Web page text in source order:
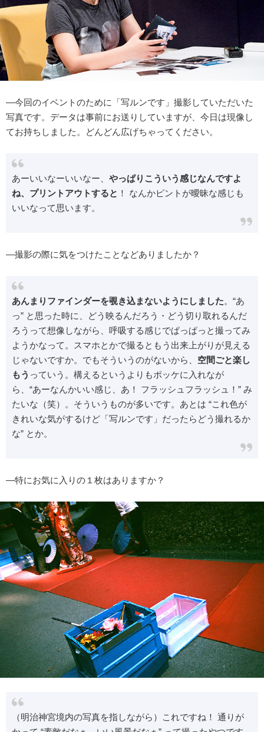
―今回のイベントのために「写ルンです」撮影していただいた
写真です。データは事前にお送りしていますが、今日は現像し
てお持ちしました。どんどん広げちゃってください。
あーいいなーいいなー、 やっぱりこういう感じなんですよ
ね、プリントアウトすると ！ なんかピントが曖昧な感じも
いいなって思います。
―撮影の際に気をつけたことなどありましたか？
あんまりファインダーを覗き込まないようにしました。“あ
っ” と思った時に、どう映るんだろう・どう切り取れるんだ
ろうって想像しながら、呼吸する感じでぱっぱっと撮ってみ
ようかなって。スマホとかで撮るともう出来上がりが見える
じゃないですか。でもそういうのがないから、 空間ごと楽し
もう っていう。構えるというよりもポッケに入れなが
ら、“あーなんかいい感じ、あ！ フラッシュフラッシュ！” み
たいな（笑）。そういうものが多いです。あとは “これ色が
きれいな気がするけど「写ルンです」だったらどう撮れるか
な” とか。
―特にお気に入りの１枚はありますか？
（明治神宮境内の写真を指しながら）これですね！ 通りが